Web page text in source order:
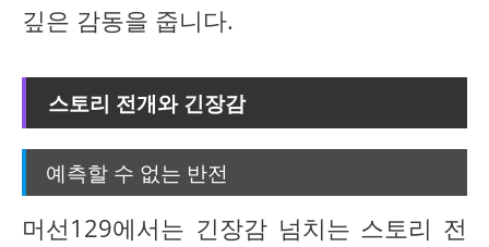
깊은 감동을 줍니다.
스토리 전개와 긴장감
예측할 수 없는 반전
머선129에서는 긴장감 넘치는 스토리 전